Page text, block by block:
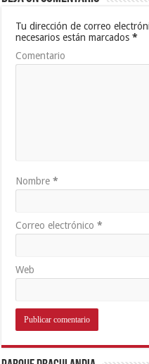
Tu dirección de correo
necesarios están marcados*
Comentario
Nombre*
Correo electrónico*
Web